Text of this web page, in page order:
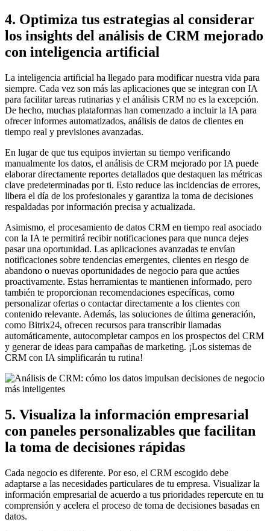
4. Optimiza tus estrategias al considerar
los insights del análisis de CRM mejorado
con inteligencia artificial
La inteligencia artificial ha llegado para modificar nuestra vida para
siempre. Cada vez son más las aplicaciones que se integran con IA
para facilitar tareas rutinarias y el análisis CRM no es la excepción.
De hecho, muchas plataformas han comenzado a incluir la IA para
ofrecer informes automatizados, análisis de datos de clientes en
tiempo real y previsiones avanzadas.
En lugar de que tus equipos inviertan su tiempo verificando
manualmente los datos, el análisis de CRM mejorado por IA puede
elaborar directamente reportes detallados que destaquen las métricas
clave predeterminadas por ti. Esto reduce las incidencias de errores,
libera el día de los profesionales y garantiza la toma de decisiones
respaldadas por información precisa y actualizada.
Asimismo, el procesamiento de datos CRM en tiempo real asociado
con la IA te permitirá recibir notificaciones para que nunca dejes
pasar una oportunidad. Las aplicaciones avanzadas te envían
notificaciones sobre tendencias emergentes, clientes en riesgo de
abandono o nuevas oportunidades de negocio para que actúes
proactivamente. Estas herramientas te mantienen informado, pero
también te proporcionan recomendaciones específicas, como
personalizar ofertas o contactar directamente a los clientes con
contenido relevante. Además, las soluciones de última generación,
como Bitrix24, ofrecen recursos para transcribir llamadas
automáticamente, autocompletar campos en los prospectos del CRM
y generar de ideas para campañas de marketing. ¡Los sistemas de
CRM con IA simplificarán tu rutina!
5. Visualiza la información empresarial
con paneles personalizables que facilitan
la toma de decisiones rápidas
Cada negocio es diferente. Por eso, el CRM escogido debe
adaptarse a las necesidades particulares de tu empresa. Visualizar la
información empresarial de acuerdo a tus prioridades repercute en tu
comprensión y acelera el proceso de toma de decisiones basadas en
datos.